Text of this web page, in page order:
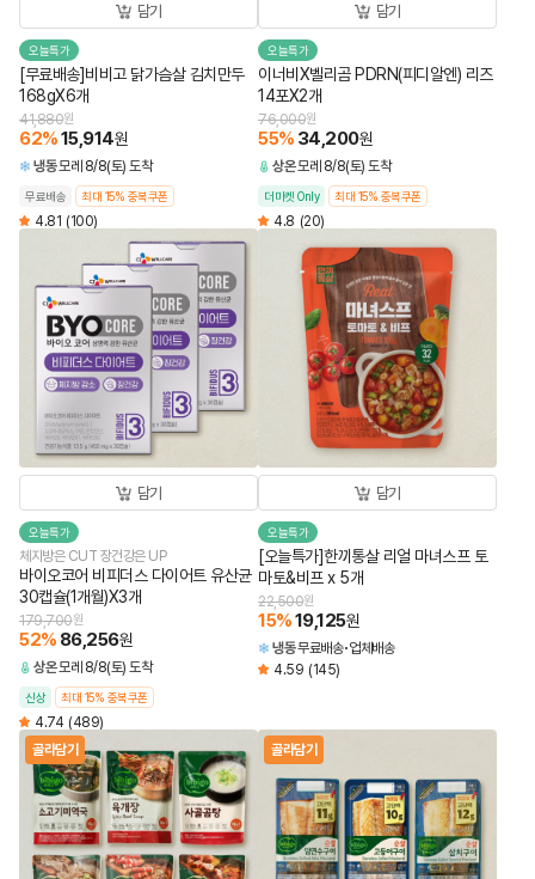
담기
오늘특가
[무료배송]비비고 닭가슴살 김치만두
168gX6개
41,880원
62%15,914원
냉동모레 8/8(토) 도착
무료배송 최대 15% 중복쿠폰
4.81 (100)
담기
오늘특가
이너비X벨리곰 PDRN(피디알엔) 리즈
14포X2개
76,000원
55% 34,200원
상온모레 8/8(토) 도착
더마켓 Only 최대 15% 중복쿠폰
4.8 (20)
담기
오늘특가
체지방은 CUT 장건강은 UP
바이오코어 비피더스 다이어트 유산균
30캡슐(1개월)X3개
179,700원
52% 86,256원
상온모레 8/8(토) 도착
신상 최대 15% 중복쿠폰
4.74 (489)
담기
오늘특가
[오늘특가]한끼통살 리얼 마녀스프 토
마토&비프 x 5개
22,500원
15%19,125원
냉동무료배송 업체배송
4.59 (145)
골라담기 골라담기